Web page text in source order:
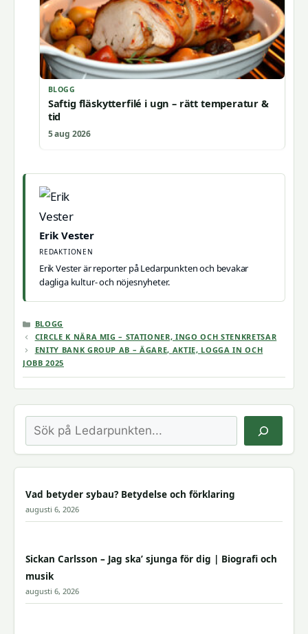
BLOGG
Saftig fläskytterfilé i ugn – rätt temperatur &
tid
5 aug 2026
Erik Vester
REDAKTIONEN
Erik Vester är reporter på Ledarpunkten och bevakar
dagliga kultur- och nöjesnyheter.
KATEGORIER
BLOGG
CIRCLE K NÄRA MIG – STATIONER, INGO OCH STENKRETSAR
ENITY BANK GROUP AB – ÄGARE, AKTIE, LOGGA IN OCH
JOBB 2025
Sök
Vad betyder sybau? Betydelse och förklaring
augusti 6, 2026
Sickan Carlsson – Jag ska’ sjunga för dig | Biografi och
musik
augusti 6, 2026